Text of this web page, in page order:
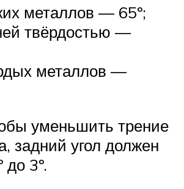
металлов — 65º;
твёрдостью —
металлов —
уменьшить трение
задний угол должен
до 3º.